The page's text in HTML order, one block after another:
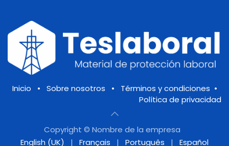
Inicio • Sobre nosotros • Términos y condiciones •
Política de privacidad
Copyright © Nombre de la empresa
English (UK)
| Français | Português | Español